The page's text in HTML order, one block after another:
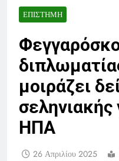
ΕΠΙΣΤΉΜΗ
μοιράζει
σεληνιακής
ΗΠΑ
26 Απριλίου 2025